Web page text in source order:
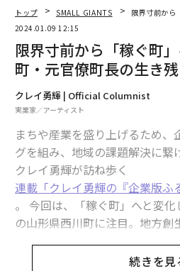
トップ SMALL GIANTS
限界寸前か
2024.01.09 12:15
限界寸前から「稼ぐ町
町・元官僚町長の生き
クレイ勇輝 | Official Columnist
実業家／アーティスト
まちや産業を盛り上げるため、
グを組み、地域の課題解決に繋
クレイ勇輝が訪ね歩く
連載「クレイ勇輝の『企業版ふ
。 今回は、「稼ぐ町」へと変
の山形県西川町に注目。地方創
野大志町長は、町長に就任した
と納税で、前年度比で寄付額
続きを見